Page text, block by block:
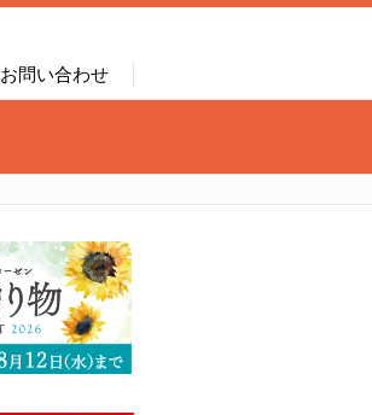
お問い合わせ